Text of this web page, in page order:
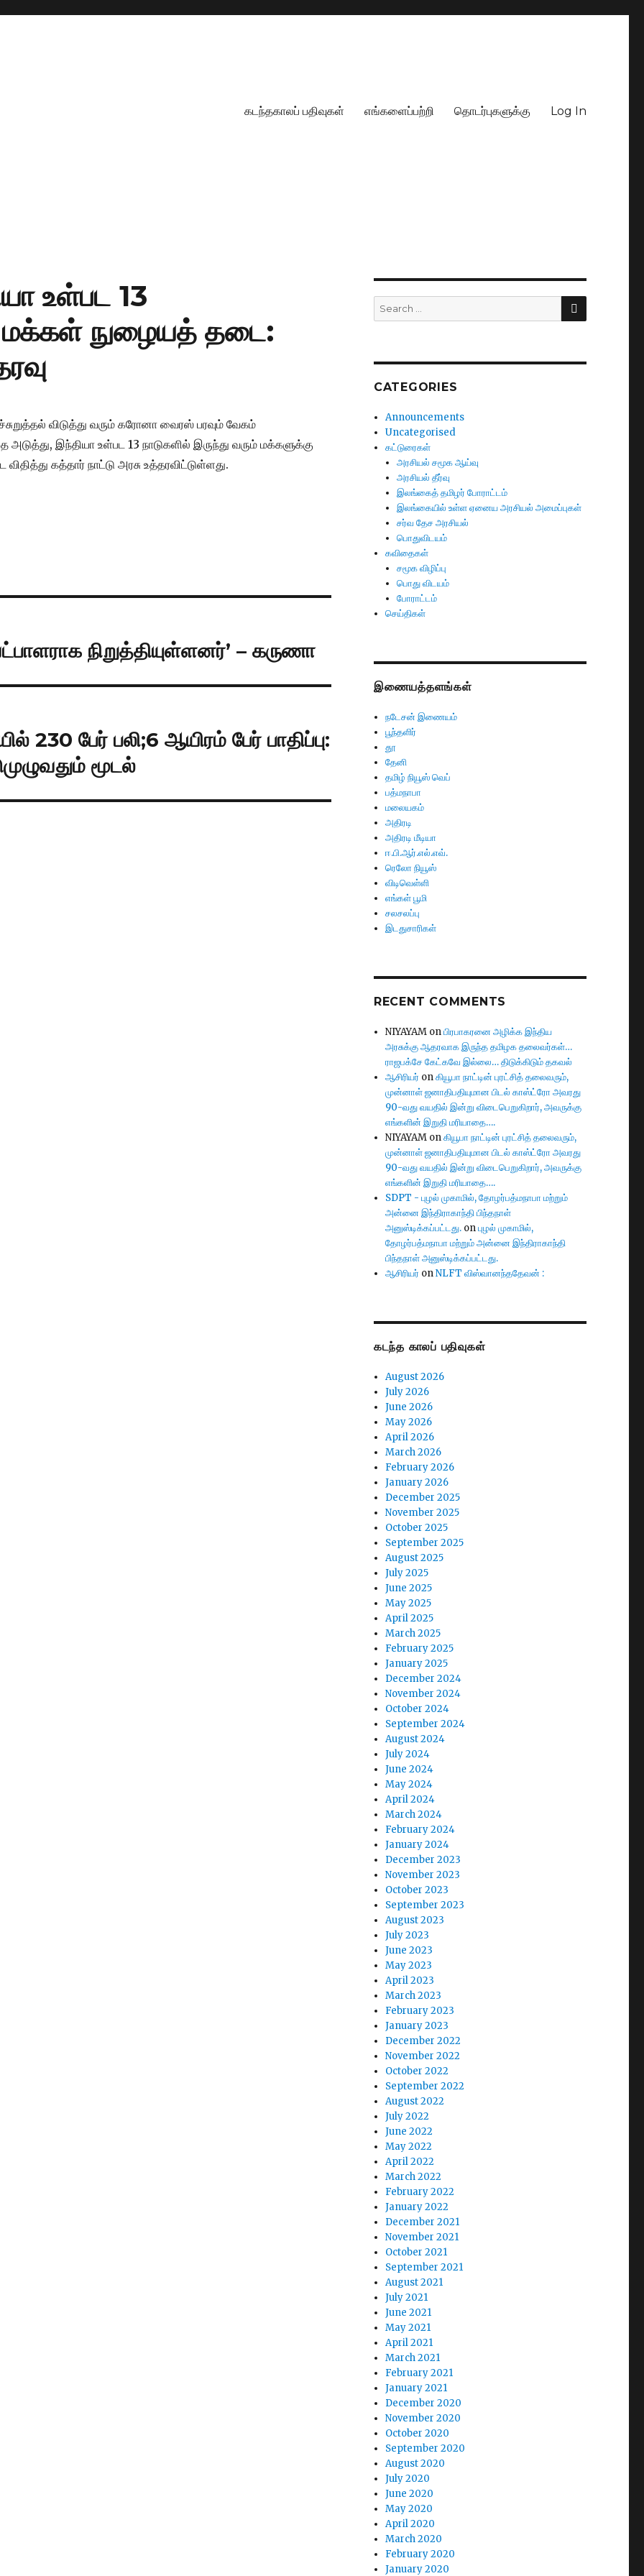
கடந்தகாலப் பதிவுகள் எங்களைப்பற்றி தொடர்புகளுக்கு Log In
உள்பட 13
மக்கள் நுழையத் தடை:
விடுத்து வரும் கரோனா வைரஸ் பரவும் வேகம்
அடுத்து, இந்தியா உள்பட 13 நாடுகளில் இருந்து வரும் மக்களுக்கு
கத்தார் நாட்டு அரசு உத்தரவிட்டுள்ளது.
நிறுத்தியுள்ளனர்’ – கருணா
230 பேர் பலி;6 ஆயிரம் பேர் பாதிப்பு:
மூடல்
Search
for:
SEARCH
CATEGORIES
Announcements
Uncategorised
கட்டுரைகள்
அரசியல் சமூக ஆய்வு
அரசியல் தீர்வு
இலங்கைத் தமிழர் போராட்டம்
இலங்கையில் உள்ள ஏனைய அரசியல் அமைப்புகள்
சர்வ தேச அரசியல்
பொதுவிடயம்
கவிதைகள்
சமூக விழிப்பு
பொது விடயம்
போராட்டம்
செய்திகள்
இணையத்தளங்கள்
நடேசன் இணையம்
பூந்தளிர்
தூ
தேனி
தமிழ் நியூஸ் வெப்
பத்மநாபா
மலையகம்
அதிரடி
அதிரடி மீடியா
ஈ.பி.ஆர்.எல்.எவ்.
ரெலோ நியூஸ்
விடிவெள்ளி
எங்கள் பூமி
சலசலப்பு
இடதுசாரிகள்
RECENT COMMENTS
NIYAYAM onபிரபாகரனை அழிக்க இந்திய
அரசுக்கு ஆதரவாக இருந்த தமிழக தலைவர்கள்…
ராஜபக்சே கேட்கவே இல்லை… திடுக்கிடும் தகவல்
ஆசிரியர் onகியூபா நாட்டின் புரட்சித் தலைவரும்,
முன்னாள் ஜனாதிபதியுமான பிடல் காஸ்ட்ரோ அவரது
90-வது வயதில் இன்று விடைபெறுகிறார், அவருக்கு
எங்களின் இறுதி மரியாதை….
NIYAYAM onகியூபா நாட்டின் புரட்சித் தலைவரும்,
முன்னாள் ஜனாதிபதியுமான பிடல் காஸ்ட்ரோ அவரது
90-வது வயதில் இன்று விடைபெறுகிறார், அவருக்கு
எங்களின் இறுதி மரியாதை….
SDPT - புழல் முகாமில், தோழர்பத்மநாபா மற்றும்
அன்னை இந்திராகாந்தி பிந்தநாள்
அனுஸ்டிக்கப்பட்டது. onபுழல் முகாமில்,
தோழர்பத்மநாபா மற்றும் அன்னை இந்திராகாந்தி
பிந்தநாள் அனுஸ்டிக்கப்பட்டது.
ஆசிரியர் onNLFT விஸ்வானந்ததேவன் :
கடந்த காலப் பதிவுகள்
August 2026
July 2026
June 2026
May 2026
April 2026
March 2026
February 2026
January 2026
December 2025
November 2025
October 2025
September 2025
August 2025
July 2025
June 2025
May 2025
April 2025
March 2025
February 2025
January 2025
December 2024
November 2024
October 2024
September 2024
August 2024
July 2024
June 2024
May 2024
April 2024
March 2024
February 2024
January 2024
December 2023
November 2023
October 2023
September 2023
August 2023
July 2023
June 2023
May 2023
April 2023
March 2023
February 2023
January 2023
December 2022
November 2022
October 2022
September 2022
August 2022
July 2022
June 2022
May 2022
April 2022
March 2022
February 2022
January 2022
December 2021
November 2021
October 2021
September 2021
August 2021
July 2021
June 2021
May 2021
April 2021
March 2021
February 2021
January 2021
December 2020
November 2020
October 2020
September 2020
August 2020
July 2020
June 2020
May 2020
April 2020
March 2020
February 2020
January 2020